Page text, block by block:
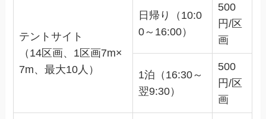
テントサイト
（14区画、1区画7m×
7m、最大10人）
日帰り（10:0
0～16:00）
500
円/区
画
1泊（16:30～
翌9:30）
500
円/区
画